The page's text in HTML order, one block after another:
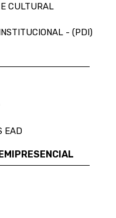
CULTURAL
- (PDI)
EAD